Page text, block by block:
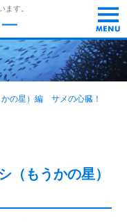
ます。
t
o
g
g
l
e
n
の星）編 サメの心臓！
もうかの星）